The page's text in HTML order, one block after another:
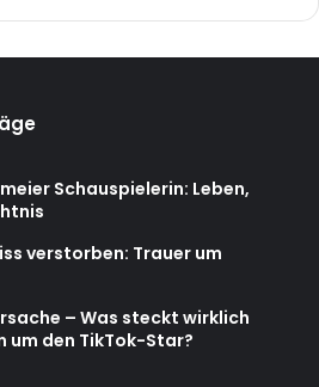
Schauspielerin: Leben,
verstorben: Trauer um
– Was steckt wirklich
um den TikTok-Star?